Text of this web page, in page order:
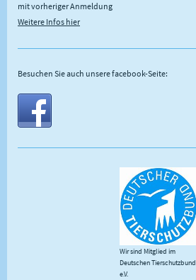
mit vorheriger Anmeldung
Weitere Infos hier
Besuchen Sie auch unsere facebook-Seite:
Wir sind Mitglied im
Deutschen Tierschutzbund
e.V.